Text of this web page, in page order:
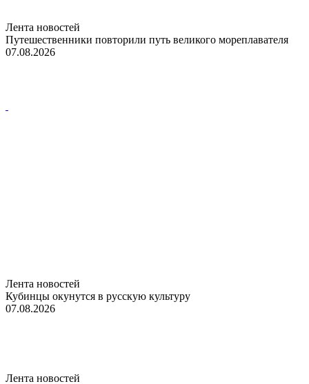
Лента новостей
Путешественники повторили путь великого мореплавателя
07.08.2026
Лента новостей
Кубинцы окунутся в русскую культуру
07.08.2026
Лента новостей